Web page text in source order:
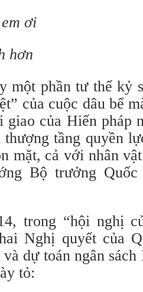
ơi
hơn
một phần tư thế kỷ
của cuộc dâu bể
giao của Hiến pháp
tầng quyền
mặt, cả với nhân
Bộ trưởng Quốc
trong “hội nghị
Nghị quyết của
dự toán ngân
tỏ: